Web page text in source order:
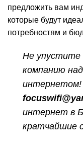
предложить вам
которые будут
потребностям и
Не упустите
компанию
интернет в
кратчайшие